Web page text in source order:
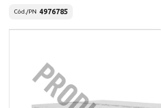
Cód./PN 4976785